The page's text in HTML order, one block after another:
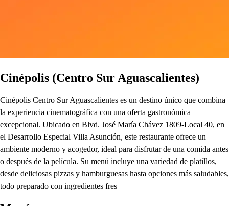
Cinépolis (Centro Sur Aguascalientes)
Cinépolis Centro Sur Aguascalientes es un destino único que combina
la experiencia cinematográfica con una oferta gastronómica
excepcional. Ubicado en Blvd. José María Chávez 1809-Local 40, en
el Desarrollo Especial Villa Asunción, este restaurante ofrece un
ambiente moderno y acogedor, ideal para disfrutar de una comida antes
o después de la película. Su menú incluye una variedad de platillos,
desde deliciosas pizzas y hamburguesas hasta opciones más saludables,
todo preparado con ingredientes fres